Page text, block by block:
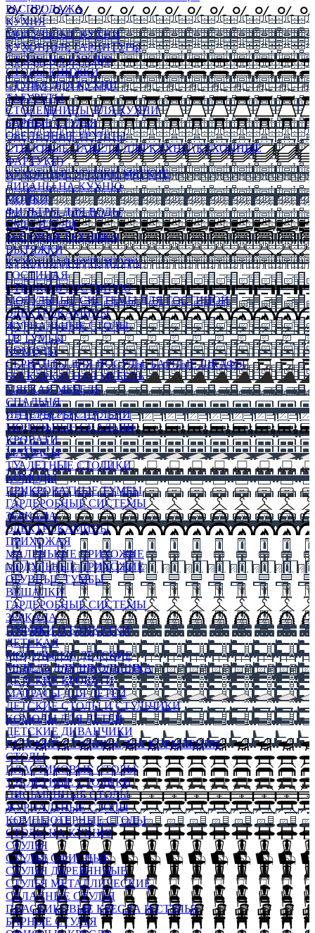
РАСПРОДАЖА
КУХНЯ
МОДУЛЬНЫЕ КУХНИ
КУХОННЫЕ ГАРНИТУРЫ
СТОЛЫ НА КУХНЮ
СТОЛЫ КНИЖКИ
СТУЛЬЯ ДЛЯ КУХНИ
ТАБУРЕТЫ
СТОЛЕШНИЦЫ ДЛЯ КУХНИ
БАРНЫЕ СТУЛЬЯ
ОБЕДЕННЫЕ ГРУППЫ
СТЕНОВЫЕ ПАНЕЛИ ДЛЯ КУХНИ (КУХОННЫЕ
ФАРТУКИ)
КУХОННЫЕ УГОЛКИ МЯГКИЕ
ДИВАНЫ НА КУХНЮ
МОЙКИ
ФИЛЬТРЫ ДЛЯ ВОДЫ
СМЕСИТЕЛИ
БЫТОВАЯ ТЕХНИКА
ВЫТЯЖКИ
КУХОННАЯ ФУРНИТУРА
ГОСТИНАЯ
СТЕНКИ В ГОСТИНУЮ
МОДУЛЬНЫЕ СИСТЕМЫ ДЛЯ ГОСТИНОЙ
ЭЛЕКТРОКАМИНЫ
ЖУРНАЛЬНЫЕ СТОЛЫ
ТВ ТУМБЫ
КОМОДЫ
СЕРВАНТЫ ДЛЯ ПОСУДЫ, БАРНЫЕ ШКАФЫ
БЕСКАРКАСНАЯ МЕБЕЛЬ
МЯГКАЯ МЕБЕЛЬ
СПАЛЬНЯ
ИНТЕРЬЕРЫ СПАЛЬНИ
МОДУЛЬНЫЕ СПАЛЬНИ
КРОВАТИ
МАТРАСЫ
ТУАЛЕТНЫЕ СТОЛИКИ
КОМОДЫ
ПРИКРОВАТНЫЕ ТУМБЫ
ГАРДЕРОБНЫЕ СИСТЕМЫ
ЗЕРКАЛА
ЭЛЕКТРОКАМИНЫ
ПРИХОЖАЯ
МАЛЕНЬКИЕ ПРИХОЖИЕ
МОДУЛЬНЫЕ ПРИХОЖИЕ
ОБУВНЫЕ ТУМБЫ
ВЕШАЛКИ
ГАРДЕРОБНЫЕ СИСТЕМЫ
ЗЕРКАЛА
ПУФИКИ И БАНКЕТКИ
ДЕТСКАЯ
МОДУЛЬНЫЕ ДЕТСКИЕ
МЕБЕЛЬ ДЛЯ ШКОЛЬНИКА
ДЕТСКИЕ КРОВАТИ
МАТРАСЫ ДЛЯ ДЕТЕЙ
ДЕТСКИЕ СТОЛЫ И СТУЛЬЧИКИ
КОМОДЫ ДЛЯ ДЕТЕЙ
ДЕТСКИЕ ДИВАНЧИКИ
ДЕТСКИЙ СТУЛЬЧИК ДЛЯ КОРМЛЕНИЯ
СТОЛЫ
ПЛАСТИКОВЫЕ СТОЛЫ
ТУАЛЕТНЫЕ СТОЛИКИ
ПИСЬМЕННЫЕ СТОЛЫ
ЖУРНАЛЬНЫЕ СТОЛЫ
КОМПЬЮТЕРНЫЕ СТОЛЫ
СТОЛЫ НА КУХНЮ
СТУЛЬЯ
СТУЛЬЯ ОФИСНЫЕ
СТУЛЬЯ ДЕРЕВЯННЫЕ
СТУЛЬЯ МЕТАЛЛИЧЕСКИЕ
СКЛАДНЫЕ СТУЛЬЯ
ПЛАСТИКОВЫЕ КРЕСЛА И СТУЛЬЯ
БАРНЫЕ СТУЛЬЯ